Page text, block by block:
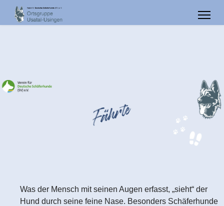
Was der Mensch mit seinen Augen erfasst, „sieht“ der
Hund durch seine feine Nase. Besonders Schäferhunde